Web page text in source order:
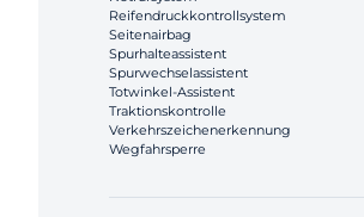
Reifendruckkontrollsystem
Seitenairbag
Spurhalteassistent
Spurwechselassistent
Totwinkel-Assistent
Traktionskontrolle
Verkehrszeichenerkennung
Wegfahrsperre